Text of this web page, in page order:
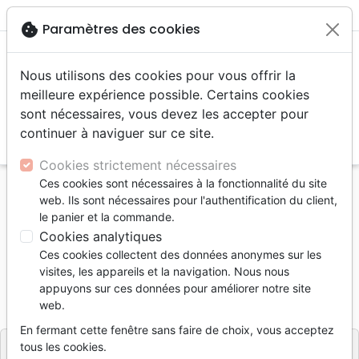
menu
Accueil Livres Enfants
4 à 6 ans
Dieu a créé… la jungle
Dieu a créé… la jungle
Auteur :Sarah Jean Collins
RéférenceOUR2084 EAN9782889130849
Editeur Ourania
cookie Paramètres des cookies
Nous utilisons des cookies pour vous offrir la
meilleure expérience possible. Certains cookies
sont nécessaires, vous devez les accepter pour
continuer à naviguer sur ce site.
Cookies strictement nécessaires
Ces cookies sont nécessaires à la fonctionnalité du site
web. Ils sont nécessaires pour l'authentification du client,
le panier et la commande.
Cookies analytiques
Ces cookies collectent des données anonymes sur les
visites, les appareils et la navigation. Nous nous
appuyons sur ces données pour améliorer notre site
web.
En fermant cette fenêtre sans faire de choix, vous acceptez
tous les cookies.